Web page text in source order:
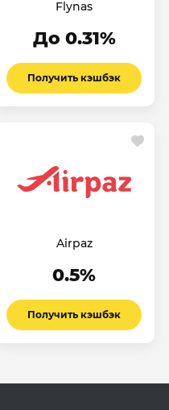
Flynas
До 0.31%
Получить кэшбэк
Airpaz
0.5%
Получить кэшбэк